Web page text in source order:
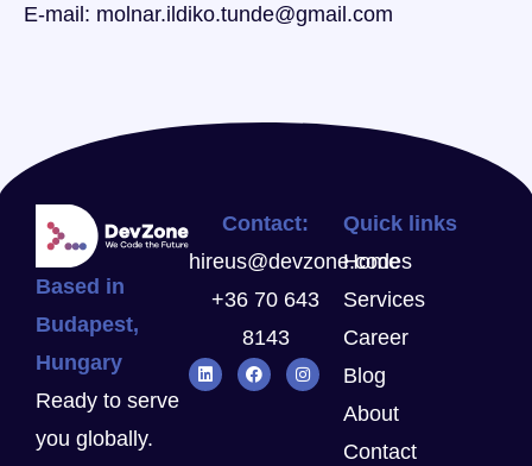
E-mail: molnar.ildiko.tunde@gmail.com
Based in
Budapest,
Hungary
Ready to serve
you globally.
Contact:
hireus@devzone.codes
+36 70 643
8143
Quick links
Home
Services
Career
Blog
About
Contact